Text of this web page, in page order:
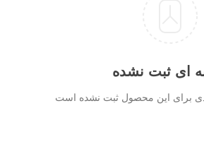
ای ثبت نشده
برای این محصول ثبت نشده است